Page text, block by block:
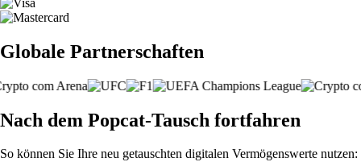
Globale Partnerschaften
Nach dem Popcat-Tausch fortfahren
So können Sie Ihre neu getauschten digitalen Vermögenswerte nutzen: